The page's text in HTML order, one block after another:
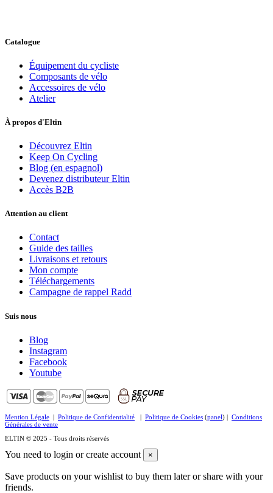
Catalogue
Équipement du cycliste
Composants de vélo
Accessoires de vélo
Atelier
À propos d'Eltin
Découvrez Eltin
Keep On Cycling
Blog (en espagnol)
Devenez distributeur Eltin
Accès B2B
Attention au client
Contact
Guide des tailles
Livraisons et retours
Mon compte
Téléchargements
Campagne de rappel Radd
Suis nous
Blog
Instagram
Facebook
Youtube
Mention Légale | Politique de Confidentialité | Politique de Cookies (panel) | Conditions
Générales de vente
ELTIN © 2025 - Tous droits réservés
You need to login or create account ×
Save products on your wishlist to buy them later or share with your
friends.